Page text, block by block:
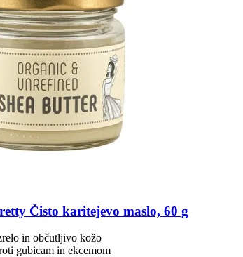
Čisto karitejevo maslo, 60 g
in občutljivo kožo
gubicam in ekcemom